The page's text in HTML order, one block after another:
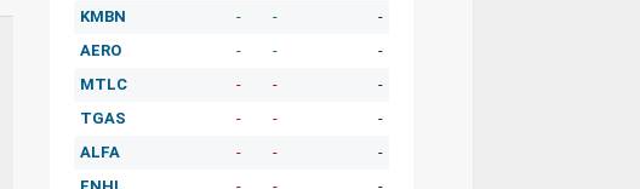
KMBN
- -
-
AERO
- -
-
MTLC
- -
-
TGAS
- -
-
ALFA
- -
-